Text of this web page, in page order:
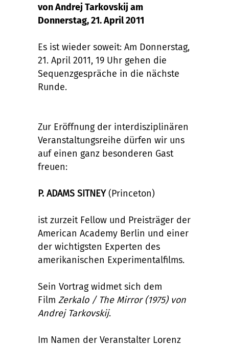
von Andrej Tarkovskij am
Donnerstag, 21. April 2011
Es ist wieder soweit: Am Donnerstag,
21. April 2011, 19 Uhr gehen die
Sequenzgespräche in die nächste
Runde.
Zur Eröffnung der interdisziplinären
Veranstaltungsreihe dürfen wir uns
auf einen ganz besonderen Gast
freuen:
P. ADAMS SITNEY(Princeton)
ist zurzeit Fellow und Preisträger der
American Academy Berlin und einer
der wichtigsten Experten des
amerikanischen Experimentalfilms.
Sein Vortrag widmet sich dem
Film Zerkalo / The Mirror (1975) von
Andrej Tarkovskij.
Im Namen der Veranstalter Lorenz